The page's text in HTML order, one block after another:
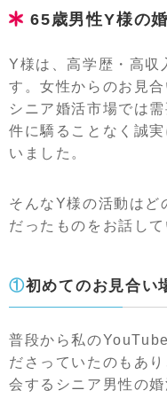
65歳男性Y様の
Y様は、高学歴・高収
す。女性からのお見
シニア婚活市場では
件に驕ることなく誠
いました。
そんなY様の活動はど
だったものをお話して
①初めてのお見合い
普段から私の
ださっていたのもあ
会するシニア男性の